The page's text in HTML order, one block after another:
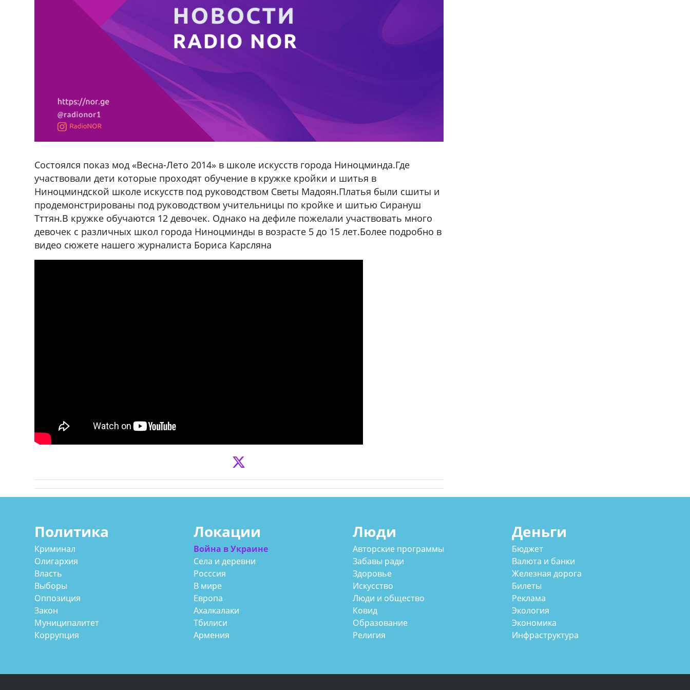
Состоялся показ мод «Весна-Лето 2014» в школе искусств города Ниноцминда.Где
участвовали дети которые проходят обучение в кружке кройки и шитья в
Ниноцминдской школе искусств под руководством Светы Мадоян.Платья были сшиты и
продемонстрированы под руководством учительницы по кройке и шитью Сирануш
Тттян.В кружке обучаются 12 девочек. Однако на дефиле пожелали участвовать много
девочек с различных школ города Ниноцминды в возрасте 5 до 15 лет.Более подробно в
видео сюжете нашего журналиста Бориса Карсляна
Политика
Криминал
Олигархия
Власть
Выборы
Оппозиция
Закон
Муниципалитет
Коррупция
Локации
Война в Украине
Села и деревни
Росссия
В мире
Европа
Ахалкалаки
Тбилиси
Армения
Люди
Авторские программы
Забавы ради
Здоровье
Искусство
Люди и общество
Ковид
Образование
Религия
Деньги
Бюджет
Валюта и банки
Железная дорога
Билеты
Реклама
Экология
Экономика
Инфраструктура